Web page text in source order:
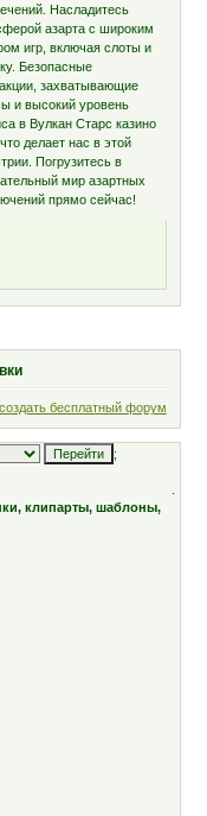
Насладитесь
азарта с широким
игр, включая слоты и
Безопасные
захватывающие
и высокий уровень
в Вулкан Старс казино
делает нас в этой
Погрузитесь в
мир азартных
прямо сейчас!
создать бесплатный форум
;
клипарты, шаблоны,